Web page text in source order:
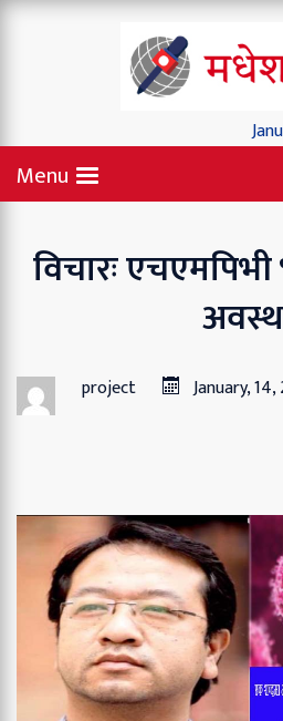
Menu
विचारः एचएमपिभी
project January,